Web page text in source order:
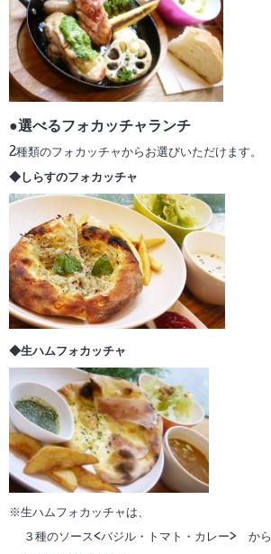
●選べるフォカッチャランチ
2種類のフォカッチャからお選びいただけます。
◆しらすのフォカッチャ
◆生ハムフォカッチャ
※生ハムフォカッチャは、
３種のソース<バジル・トマト・カレー> から